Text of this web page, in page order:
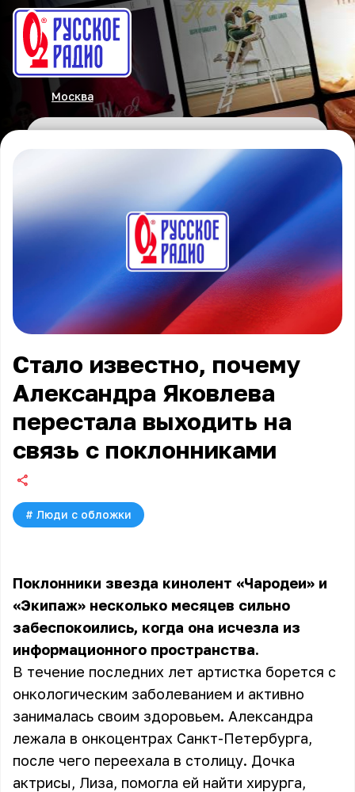
Москва
Стало известно, почему
Александра Яковлева
перестала выходить на
связь с поклонниками
# Люди с обложки
Поклонники звезда кинолент «Чародеи» и
«Экипаж» несколько месяцев сильно
забеспокоились, когда она исчезла из
информационного пространства.
В течение последних лет артистка борется с
онкологическим заболеванием и активно
занималась своим здоровьем. Александра
лежала в онкоцентрах Санкт-Петербурга,
после чего переехала в столицу. Дочка
актрисы, Лиза, помогла ей найти хирурга,